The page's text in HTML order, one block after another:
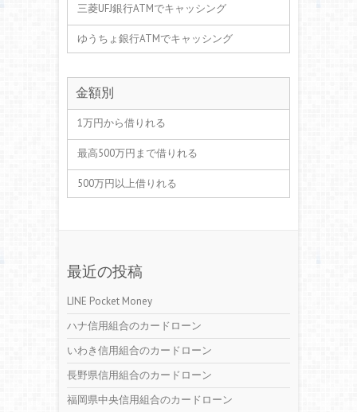
三菱UFJ銀行ATMでキャッシング
ゆうちょ銀行ATMでキャッシング
金額別
1万円から借りれる
最高500万円まで借りれる
500万円以上借りれる
最近の投稿
LINE Pocket Money
ハナ信用組合のカードローン
いわき信用組合のカードローン
長野県信用組合のカードローン
福岡県中央信用組合のカードローン